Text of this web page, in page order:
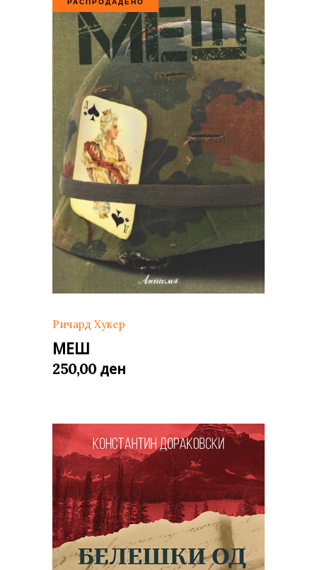
РАСПРОДАДЕНО
Ричард Хукер
МЕШ
250,00 ден